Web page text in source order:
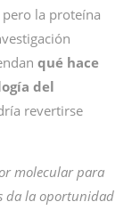
pero la proteína
qué hace
del
revertirse
molecular para
da la oportunidad